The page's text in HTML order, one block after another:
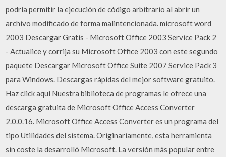
podría permitir la ejecución de código arbitrario al abrir un
archivo modificado de forma malintencionada. microsoft word
2003 Descargar Gratis - Microsoft Office 2003 Service Pack 2
- Actualice y corrija su Microsoft Office 2003 con este segundo
paquete Descargar Microsoft Office Suite 2007 Service Pack 3
para Windows. Descargas rápidas del mejor software gratuito.
Haz click aquí Nuestra biblioteca de programas le ofrece una
descarga gratuita de Microsoft Office Access Converter
2.0.0.16. Microsoft Office Access Converter es un programa del
tipo Utilidades del sistema. Originariamente, esta herramienta
sin coste la desarrolló Microsoft. La versión más popular entre